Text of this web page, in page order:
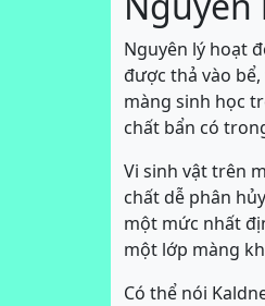
Nguyên lý hoạt
được thả vào
màng sinh học
chất bẩn có
Vi sinh vật trên
chất dễ phân
một mức nhất
một lớp màng
Có thể nói